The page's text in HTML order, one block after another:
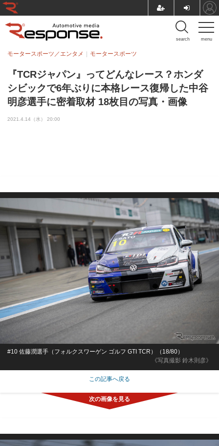
menu
search
『TCRジャパン』ってどんなレース？ホンダ
シビックで6年ぶりに本格レース復帰した中谷
明彦選手に密着取材 18枚目の写真・画像
モータースポーツ／エンタメ モータースポーツ
2021.4.14（水） 20:00
《写真撮影 鈴木則彦》
#10 佐藤潤選手（フォルクスワーゲン ゴルフ GTI TCR）（18/80）
この記事へ戻る